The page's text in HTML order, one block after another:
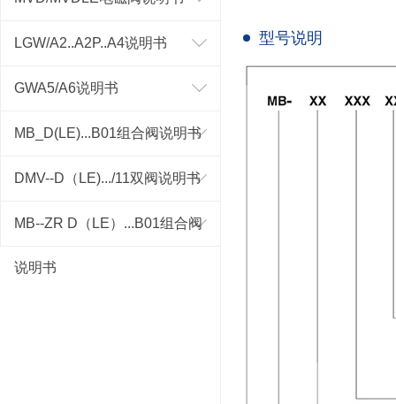
LGW/A2..A2P..A4说明书
GWA5/A6说明书
MB_D(LE)...B01组合阀说明书
DMV--D（LE).../11双阀说明书
MB--ZR D（LE）...B01组合阀
说明书
型号说明